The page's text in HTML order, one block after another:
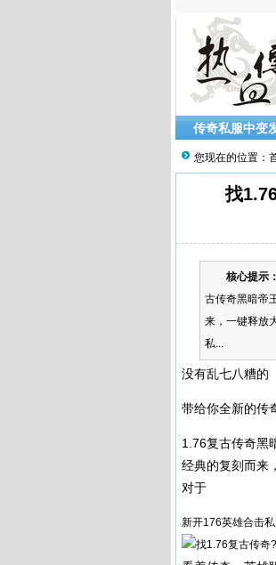
传奇私服中变
您现在的位置：
找
核心提示：
古传奇黑暗帝
来，一键释放
私...
没有乱七八糟的
带给你全新的传
1.76复古传奇黑
经典的复刻而来
对于
新开176英雄合击